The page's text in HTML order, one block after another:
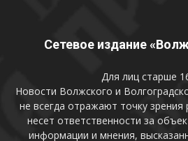
Сетевое издание
Для лиц старше
Новости Волжского и
не всегда отражают точку зрения
несет ответственности за
информации и мнения,